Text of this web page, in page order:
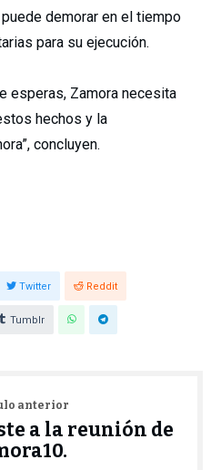
demorar en el tiempo
para su ejecución.
esperas, Zamora necesita
hechos y la
concluyen.
Twitter Reddit
Tumblr
anterior
a la reunión de